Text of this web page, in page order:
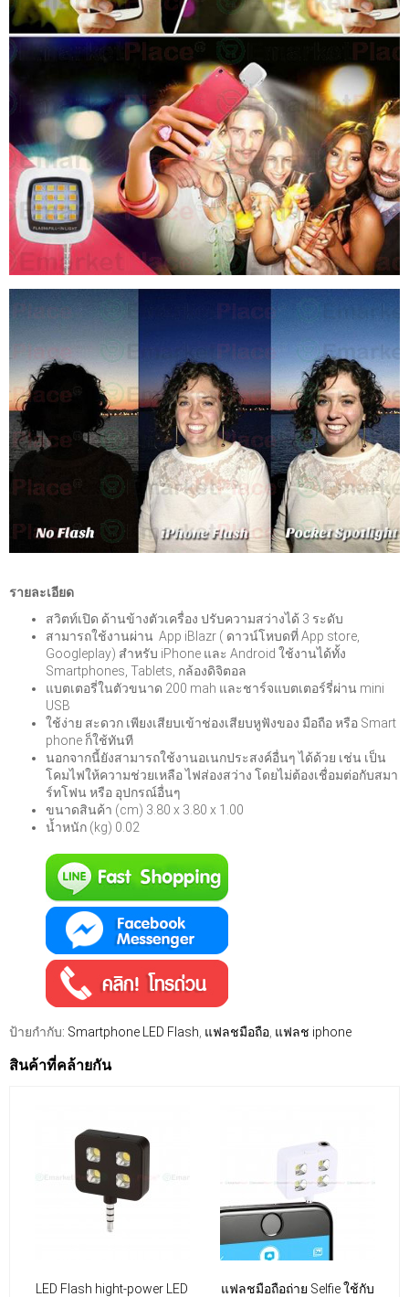
รายละเอียด
สวิตท์เปิด ด้านข้างตัวเครื่อง ปรับความสว่างได้ 3 ระดับ
สามารถใช้งานผ่าน App iBlazr ( ดาวน์โหบดที่ App store,
Googleplay) สำหรับ iPhone และ Android ใช้งานได้ทั้ง
Smartphones, Tablets, กล้องดิจิตอล
แบตเตอรี่ในตัวขนาด 200 mah และชาร์จแบตเตอร์รี่ผ่าน mini
USB
ใช้ง่าย สะดวก เพียงเสียบเข้าช่องเสียบหูฟังของ มือถือ หรือ Smart
phone ก็ใช้ทันที
นอกจากนี้ยังสามารถใช้งานอเนกประสงค์อื่นๆ ได้ด้วย เช่น เป็น
โคมไฟให้ความช่วยเหลือ ไฟส่องสว่าง โดยไม่ต้องเชื่อมต่อกับสมา
ร์ทโฟน หรือ อุปกรณ์อื่นๆ
ขนาดสินค้า (cm) 3.80 x 3.80 x 1.00
น้ำหนัก (kg) 0.02
ป้ายกำกับ: Smartphone LED Flash แฟลชมือถือ แฟลช iphone
สินค้าที่คล้ายกัน
LED Flash hight-power LED
แฟลชมือถือถ่าย Selfie ใช้กับ